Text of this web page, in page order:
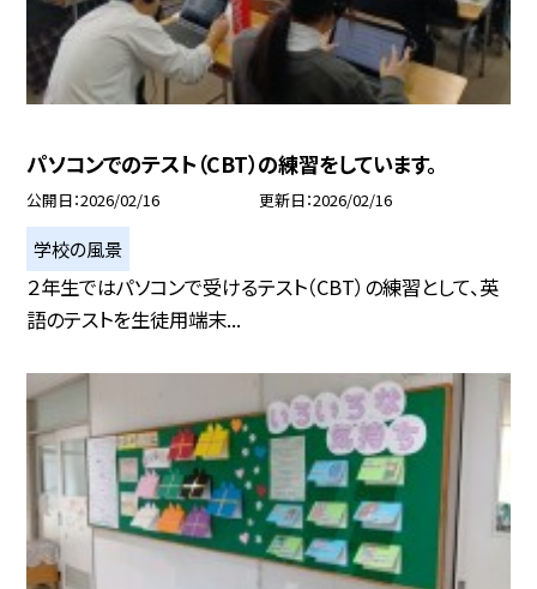
パソコンでのテスト（CBT）の練習をしています。
公開日 2026/02/16 更新日 2026/02/16
学校の風景
２年生ではパソコンで受けるテスト（CBT）の練習として、英
語のテストを生徒用端末...